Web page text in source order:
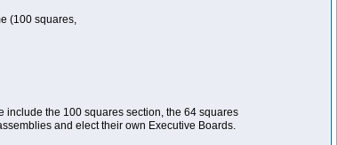
(100 squares,
include the 100 squares section, the 64 squares
and elect their own Executive Boards.